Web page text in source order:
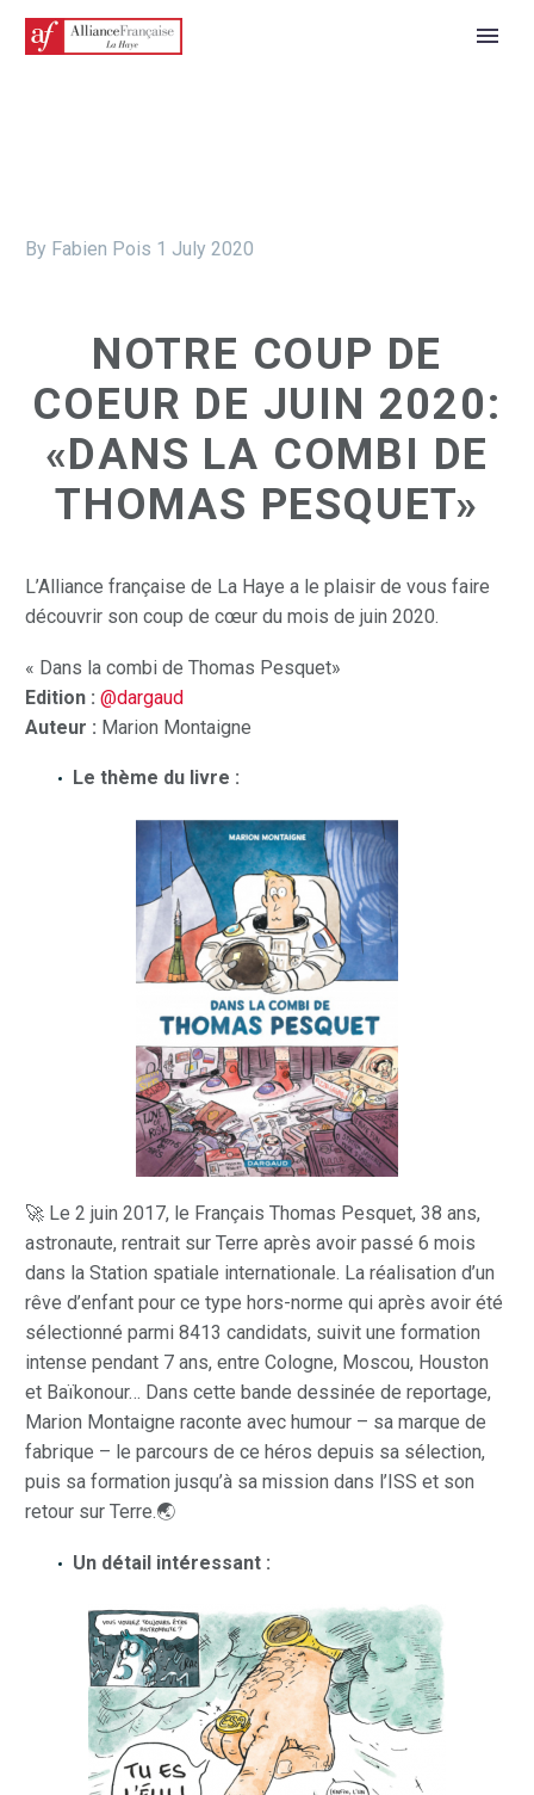
By Fabien Pois 1 July 2020
NOTRE COUP DE
COEUR DE JUIN 2020:
«DANS LA COMBI DE
THOMAS PESQUET»
L’Alliance française de La Haye a le plaisir de vous faire
découvrir son coup de cœur du mois de juin 2020.
« Dans la combi de Thomas Pesquet»
Edition : @dargaud
Auteur : Marion Montaigne
Le thème du livre :
🚀 Le 2 juin 2017, le Français Thomas Pesquet, 38 ans,
astronaute, rentrait sur Terre après avoir passé 6 mois
dans la Station spatiale internationale. La réalisation d’un
rêve d’enfant pour ce type hors-norme qui après avoir été
sélectionné parmi 8413 candidats, suivit une formation
intense pendant 7 ans, entre Cologne, Moscou, Houston
et Baïkonour… Dans cette bande dessinée de reportage,
Marion Montaigne raconte avec humour – sa marque de
fabrique – le parcours de ce héros depuis sa sélection,
puis sa formation jusqu’à sa mission dans l’ISS et son
retour sur Terre.🌏
Un détail intéressant :